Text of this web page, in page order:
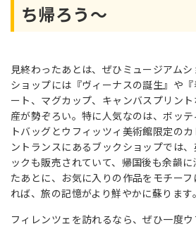
ち帰ろう～
見終わったあとは、ぜひミュージアムシ
ショップには『ヴィーナスの誕生』や
ート、マグカップ、キャンバスプリン
産が勢ぞろい。特に人気なのは、ボッ
トバッグとウフィッツィ 美術館限定の
ントランスにあるブックショップでは
ックも販売されていて、帰国後も余韻
たあとに、お気に入りの作品をモチー
れば、旅の記憶がより鮮やかに蘇ります。
フィレンツェを訪れるなら、ぜひ一度ウ